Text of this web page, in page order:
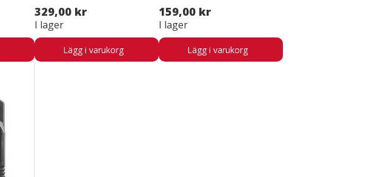
329,00 kr
I lager
Lägg i varukorg
159,00 kr
I lager
Lägg i varukorg